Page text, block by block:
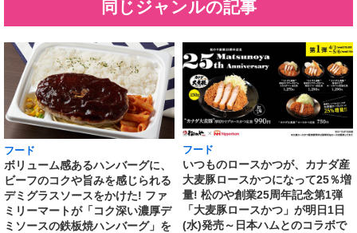
同じジャンルの記事
フード
ボリューム感あるハンバーグに、
ビーフのコクや旨みを感じられる
デミグラスソースをかけた! ファ
ミリーマートが「コク深い濃厚デ
ミソースの鉄板焼ハンバーグ」を
フード
いつものロースかつが、カナダ産
大麦豚ロースかつになって25％増
量! 松のや創業25周年記念第1弾
「大麦豚ロースかつ」が明日1日
(水)発売～日本ハムとのコラボで